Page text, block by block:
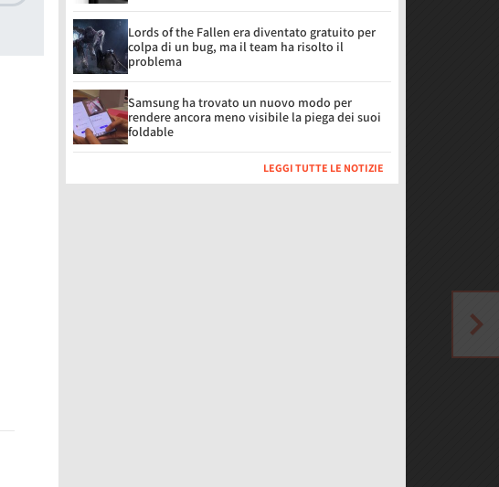
Lords of the Fallen era diventato gratuito per
colpa di un bug, ma il team ha risolto il
problema
Samsung ha trovato un nuovo modo per
rendere ancora meno visibile la piega dei suoi
foldable
LEGGI TUTTE LE NOTIZIE